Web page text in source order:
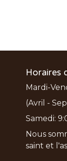
Horaires
Mardi-
(Avril -
Samedi:
Nous
saint et